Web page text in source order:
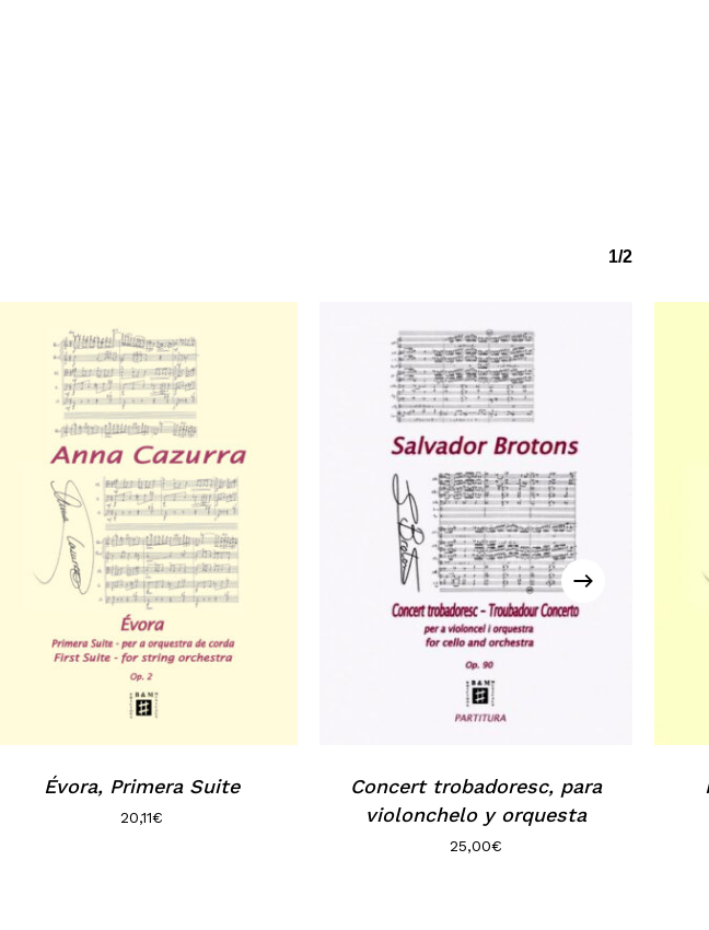
No hay productos en el carrito.
Go to shop
1/2
Évora, Primera Suite
20,11€
Concert trobadoresc, para
violonchelo y orquesta
25,00€